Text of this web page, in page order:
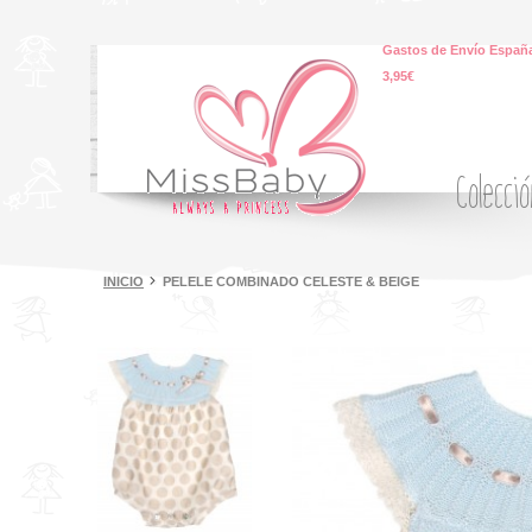
Gastos de Envío
3,95€
INICIO PELELE COMBINADO CELESTE & BEIGE